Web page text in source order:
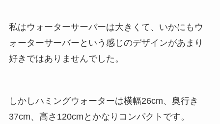
私はウォーターサーバーは大きくて、いかにもウ
ォーターサーバーという感じのデザインがあまり
好きではありませんでした。
しかしハミングウォーターは横幅26cm、奥行き
37cm、高さ120cmとかなりコンパクトです。